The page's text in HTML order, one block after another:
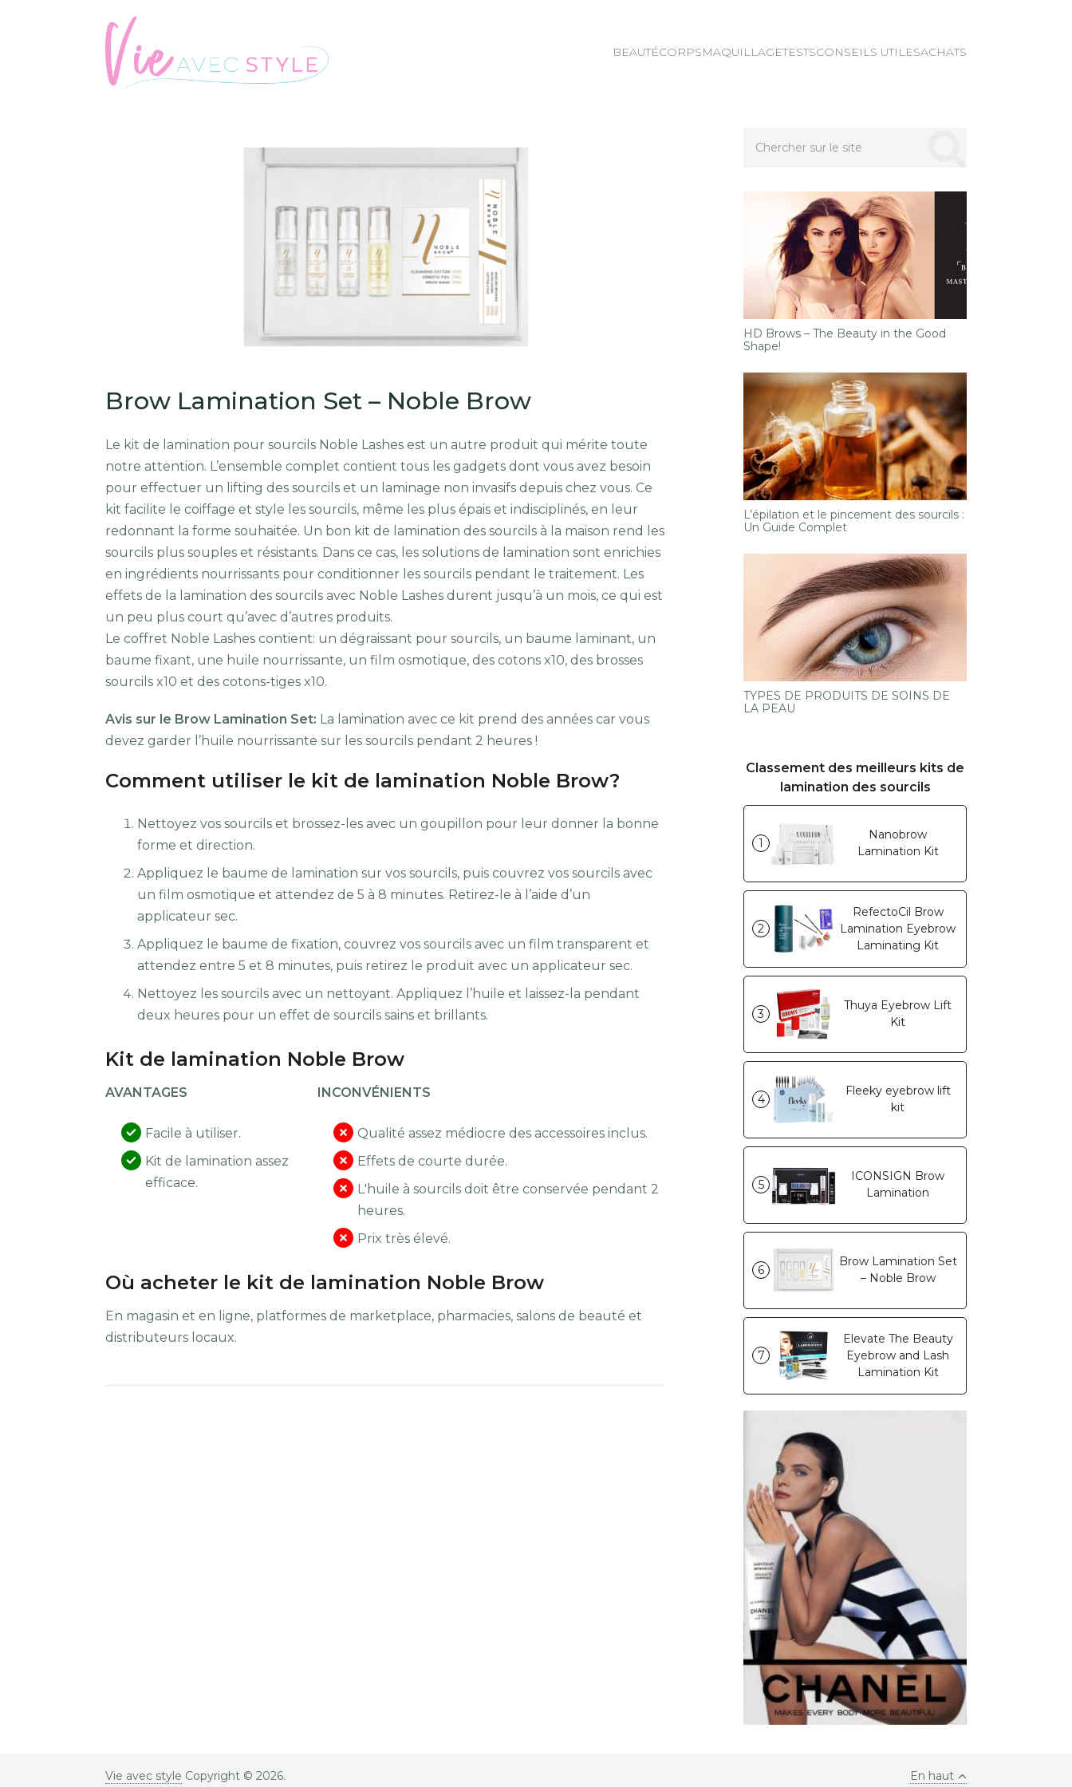
BEAUTÉCORPSMAQUILLAGETESTSCONSEILS UTILESACHATS
Brow Lamination Set – Noble Brow
Le kit de lamination pour sourcils Noble Lashes est un autre produit qui mérite toute
notre attention. L’ensemble complet contient tous les gadgets dont vous avez besoin
pour effectuer un lifting des sourcils et un laminage non invasifs depuis chez vous. Ce
kit facilite le coiffage et style les sourcils, même les plus épais et indisciplinés, en leur
redonnant la forme souhaitée. Un bon kit de lamination des sourcils à la maison rend les
sourcils plus souples et résistants. Dans ce cas, les solutions de lamination sont enrichies
en ingrédients nourrissants pour conditionner les sourcils pendant le traitement. Les
effets de la lamination des sourcils avec Noble Lashes durent jusqu’à un mois, ce qui est
un peu plus court qu’avec d’autres produits.
Le coffret Noble Lashes contient: un dégraissant pour sourcils, un baume laminant, un
baume fixant, une huile nourrissante, un film osmotique, des cotons x10, des brosses
sourcils x10 et des cotons-tiges x10.
Avis sur le Brow Lamination Set: La lamination avec ce kit prend des années car vous
devez garder l’huile nourrissante sur les sourcils pendant 2 heures !
Comment utiliser le kit de lamination Noble Brow?
Nettoyez vos sourcils et brossez-les avec un goupillon pour leur donner la bonne
forme et direction.
Appliquez le baume de lamination sur vos sourcils, puis couvrez vos sourcils avec
un film osmotique et attendez de 5 à 8 minutes. Retirez-le à l’aide d’un
applicateur sec.
Appliquez le baume de fixation, couvrez vos sourcils avec un film transparent et
attendez entre 5 et 8 minutes, puis retirez le produit avec un applicateur sec.
Nettoyez les sourcils avec un nettoyant. Appliquez l’huile et laissez-la pendant
deux heures pour un effet de sourcils sains et brillants.
Kit de lamination Noble Brow
AVANTAGES
Facile à utiliser.
Kit de lamination assez
efficace.
INCONVÉNIENTS
Qualité assez médiocre des accessoires inclus.
Effets de courte durée.
L'huile à sourcils doit être conservée pendant 2
heures.
Prix très élevé.
Où acheter le kit de lamination Noble Brow
En magasin et en ligne, platformes de marketplace, pharmacies, salons de beauté et
distributeurs locaux.
HD Brows – The Beauty in the Good
Shape!
L’épilation et le pincement des sourcils :
Un Guide Complet
TYPES DE PRODUITS DE SOINS DE
LA PEAU
Classement des meilleurs kits de
lamination des sourcils
1
Nanobrow
Lamination Kit
2
RefectoCil Brow
Lamination Eyebrow
Laminating Kit
3
Thuya Eyebrow Lift
Kit
4
Fleeky eyebrow lift
kit
5
ICONSIGN Brow
Lamination
6
Brow Lamination Set
– Noble Brow
7
Elevate The Beauty
Eyebrow and Lash
Lamination Kit
Vie avec style Copyright © 2026. En haut